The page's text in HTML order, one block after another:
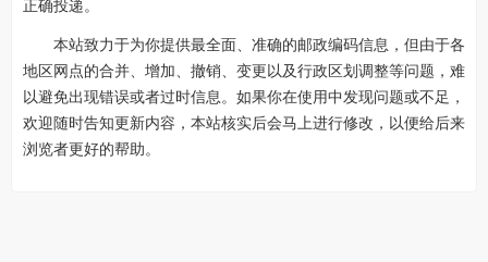
正确投递。
本站致力于为你提供最全面、准确的邮政编码信息，但由于各
地区网点的合并、增加、撤销、变更以及行政区划调整等问题，难
以避免出现错误或者过时信息。如果你在使用中发现问题或不足，
欢迎随时告知更新内容，本站核实后会马上进行修改，以便给后来
浏览者更好的帮助。